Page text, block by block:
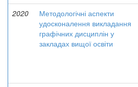
2020
Методологічні аспекти
удосконалення викладання
графічних дисциплін у
закладах вищої освіти